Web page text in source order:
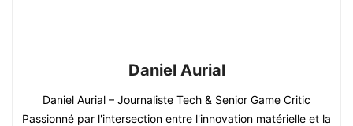
Daniel Aurial
Daniel Aurial – Journaliste Tech & Senior Game Critic
Passionné par l'intersection entre l'innovation matérielle et la